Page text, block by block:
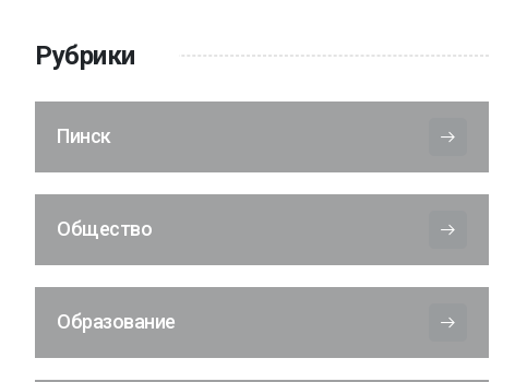
Рубрики
Пинск
Общество
Образование